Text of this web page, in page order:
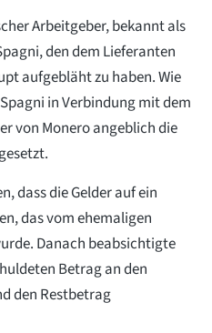
Arbeitgeber, bekannt als
den dem Lieferanten
aufgebläht zu haben. Wie
in Verbindung mit dem
von Monero angeblich die
dass die Gelder auf ein
das vom ehemaligen
Danach beabsichtigte
Betrag an den
den Restbetrag